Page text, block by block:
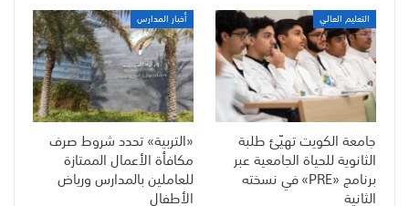
التعليم العالي
جامعة الكويت تهيّئ طلبة
الثانوية للحياة الجامعية عبر
برنامج «PRE» في نسخته
الثانية
أخبار المدارس
«التربية» تحدد شروط صرف
مكافأة الأعمال الممتازة
للعاملين بالمدارس ورياض
الأطفال